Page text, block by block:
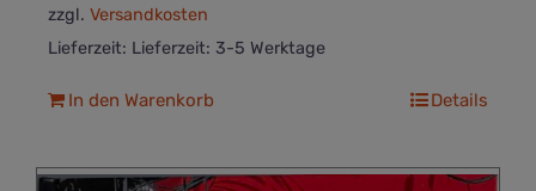
zzgl. Versandkosten
Lieferzeit: Lieferzeit: 3-5 Werktage
In den Warenkorb Details